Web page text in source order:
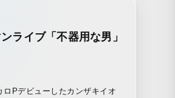
ライブ「不器用な男」
Pデビューしたカンザキイオ